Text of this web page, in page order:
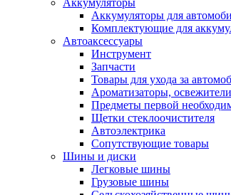
Аккумуляторы
Аккумуляторы для
Комплектующие для
Автоаксессуары
Инструмент
Запчасти
Товары для ухода за
Ароматизаторы, освежители
Предметы первой
Щетки стеклоочистителя
Автоэлектрика
Сопутствующие товары
Шины и диски
Легковые шины
Грузовые шины